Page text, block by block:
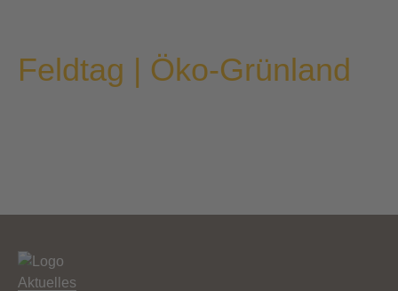
Feldtag | Öko-Grünland
Aktuelles